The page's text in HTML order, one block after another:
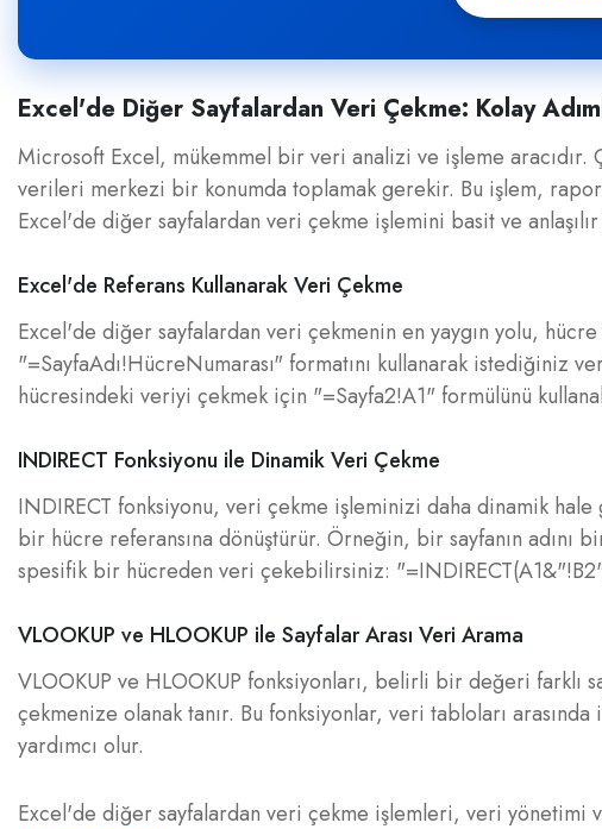
Excel'de Diğer Sayfalardan Veri Çekme: Kolay
Microsoft Excel, mükemmel bir veri analizi ve işleme aracıdır.
verileri merkezi bir konumda toplamak gerekir. Bu işlem,
Excel'de diğer sayfalardan veri çekme işlemini basit ve
Excel'de Referans Kullanarak Veri Çekme
Excel'de diğer sayfalardan veri çekmenin en yaygın yolu, hücre
"=SayfaAdı!HücreNumarası" formatını kullanarak istediğiniz
hücresindeki veriyi çekmek için "=Sayfa2!A1" formülünü
INDIRECT Fonksiyonu ile Dinamik Veri Çekme
INDIRECT fonksiyonu, veri çekme işleminizi daha dinamik
bir hücre referansına dönüştürür. Örneğin, bir sayfanın adını
spesifik bir hücreden veri çekebilirsiniz:
VLOOKUP ve HLOOKUP ile Sayfalar Arası Veri Arama
VLOOKUP ve HLOOKUP fonksiyonları, belirli bir değeri farklı
çekmenize olanak tanır. Bu fonksiyonlar, veri tabloları
yardımcı olur.
Excel'de diğer sayfalardan veri çekme işlemleri, veri yönetimi